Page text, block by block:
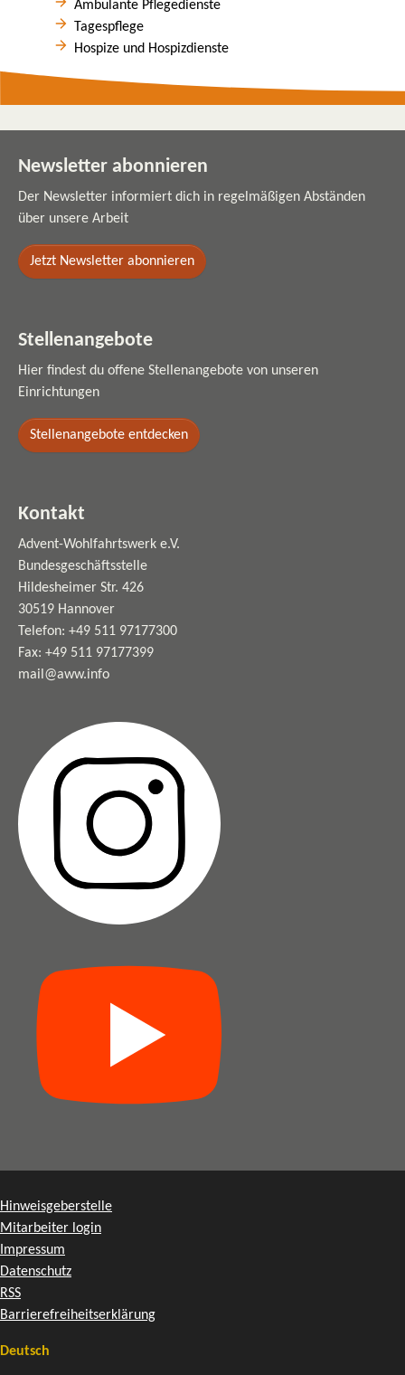
Ambulante Pflegedienste
Tagespflege
Hospize und Hospizdienste
Newsletter abonnieren
Der Newsletter informiert dich in regelmäßigen Abständen
über unsere Arbeit
Jetzt Newsletter abonnieren
Stellenangebote
Hier findest du offene Stellenangebote von unseren
Einrichtungen
Stellenangebote entdecken
Kontakt
Advent-Wohlfahrtswerk e.V.
Bundesgeschäftsstelle
Hildesheimer Str. 426
30519 Hannover
Telefon: +49 511 97177300
Fax: +49 511 97177399
mail@aww.info
Hinweisgeberstelle
Mitarbeiter login
Impressum
Datenschutz
RSS
Barrierefreiheitserklärung
Deutsch